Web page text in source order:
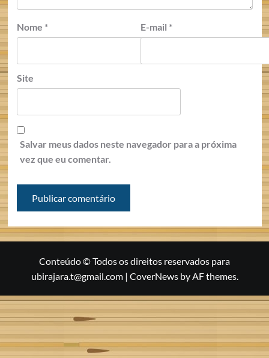
Nome * E-mail *
Site
Salvar meus dados neste navegador para a próxima
vez que eu comentar.
Conteúdo © Todos os direitos reservados para
ubirajara.t@gmail.com | CoverNewsby AF themes.